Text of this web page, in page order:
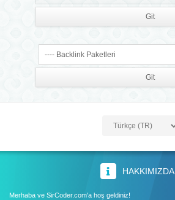
HAKKIMIZDA
Merhaba ve SirCoder.com'a hoş geldiniz!